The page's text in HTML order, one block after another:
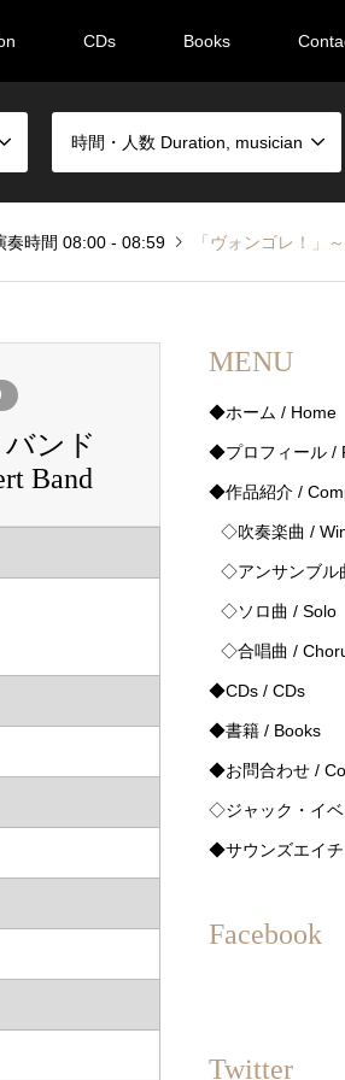
CDs Books
時間・人数 Duration, musician
奏時間 08:00 - 08:59 「ヴォンゴレ！」～バリトン・サクソフォーンとコンサ
ンド
Band
MENU
◆ホーム / Home
◆プロフィール /
◆作品紹介 /
◇吹奏楽曲 /
◇アンサンブル
◇ソロ曲 / Solo
◇合唱曲 /
◆CDs / CDs
◆書籍 / Books
◆お問合わせ /
◇ジャック・イ
◆サウンズエイチ
Facebook
Twitter